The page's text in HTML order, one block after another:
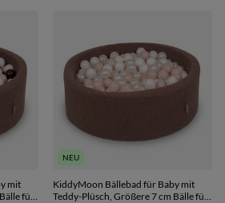
mit
für
NEU
KiddyMoon Bällebad für Baby mit
Teddy-Plüsch, Größere 7 cm Bälle für